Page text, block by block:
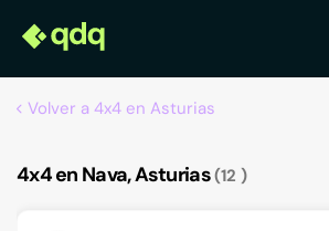
Volver a 4x4 en Asturias
4x4 en Nava, Asturias 12